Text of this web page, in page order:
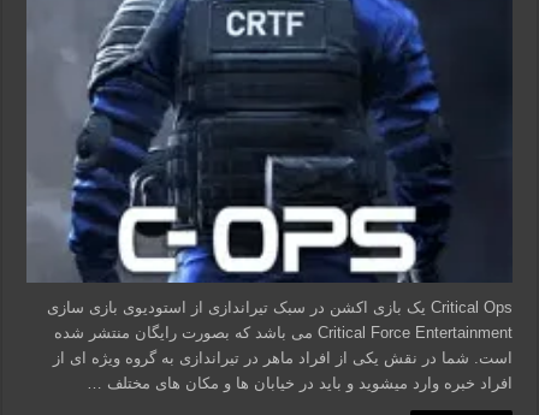
Critical Ops یک بازی اکشن در سبک تیراندازی از استودیوی بازی سازی
Critical Force Entertainment می باشد که بصورت رایگان منتشر شده
است. شما در نقش یکی از افراد ماهر در تیراندازی به گروه ویژه ای از
افراد خبره وارد میشوید و باید در خیابان ها و مکان های مختلف …